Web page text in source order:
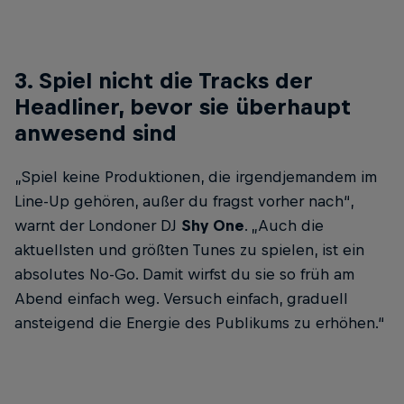
3. Spiel nicht die Tracks der
Headliner, bevor sie überhaupt
anwesend sind
„Spiel keine Produktionen, die irgendjemandem im
Line-Up gehören, außer du fragst vorher nach“,
warnt der Londoner DJ Shy One. „Auch die
aktuellsten und größten Tunes zu spielen, ist ein
absolutes No-Go. Damit wirfst du sie so früh am
Abend einfach weg. Versuch einfach, graduell
ansteigend die Energie des Publikums zu erhöhen.“